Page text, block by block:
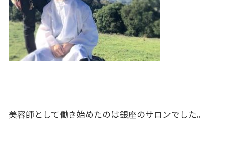
美容師として働き始めたのは銀座のサロンでした。